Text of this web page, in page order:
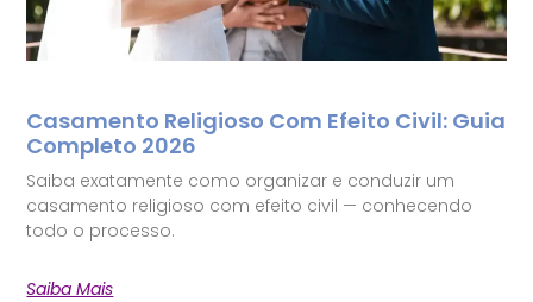
Casamento Religioso Com Efeito Civil: Guia
Completo 2026
Saiba exatamente como organizar e conduzir um
casamento religioso com efeito civil — conhecendo
todo o processo.
Saiba Mais